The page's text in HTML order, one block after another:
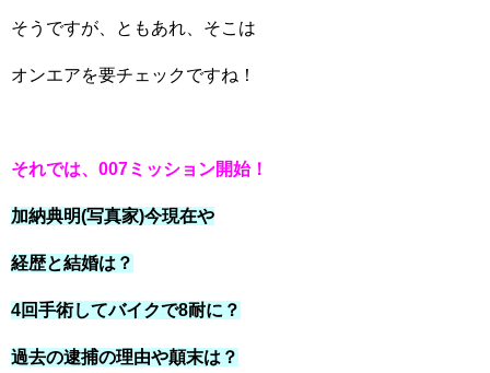
そうですが、ともあれ、そこは
オンエアを要チェックですね！
それでは、007ミッション開始！
加納典明(写真家)今現在や
経歴と結婚は？
4回手術してバイクで8耐に？
過去の逮捕の理由や顛末は？